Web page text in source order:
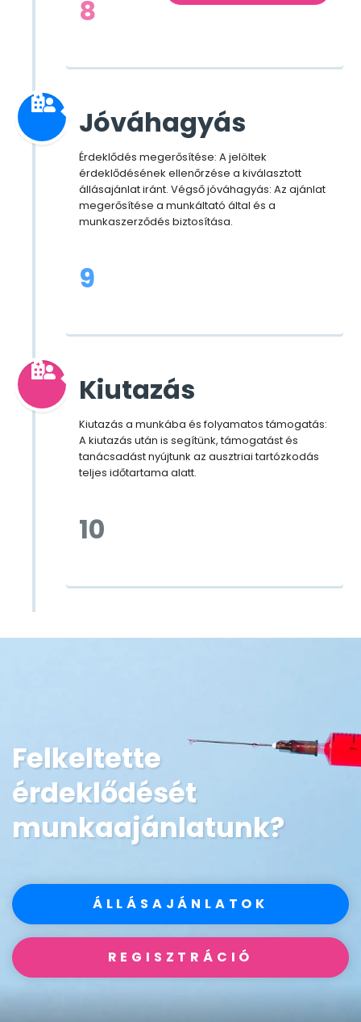
8
Jóváhagyás
Érdeklődés megerősítése: A jelöltek
érdeklődésének ellenőrzése a kiválasztott
állásajánlat iránt. Végső jóváhagyás: Az ajánlat
megerősítése a munkáltató által és a
munkaszerződés biztosítása.
9
Kiutazás
Kiutazás a munkába és folyamatos támogatás:
A kiutazás után is segítünk, támogatást és
tanácsadást nyújtunk az ausztriai tartózkodás
teljes időtartama alatt.
10
Felkeltette
érdeklődését
munkaajánlatunk?
ÁLLÁSAJÁNLATOK
REGISZTRÁCIÓ